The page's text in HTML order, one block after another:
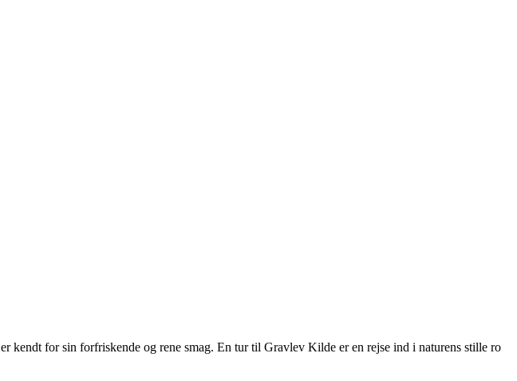
kendt for sin forfriskende og rene smag. En tur til Gravlev Kilde er en rejse ind i naturens stille ro